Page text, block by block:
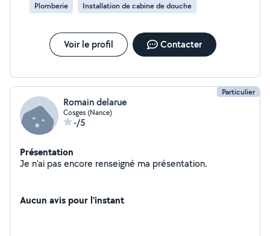
Plomberie Installation de cabine de douche
Voir le profil Contacter
Particulier
Romain delarue
Cosges (Nance)
-/5
Présentation
Je n'ai pas encore renseigné ma présentation.
Aucun avis pour l'instant